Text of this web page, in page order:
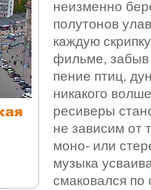
неизменно
полутонов
каждую
фильме, забыв
пение птиц,
никакого
ресиверы
не зависим от
моно- или
музыка
смаковался по